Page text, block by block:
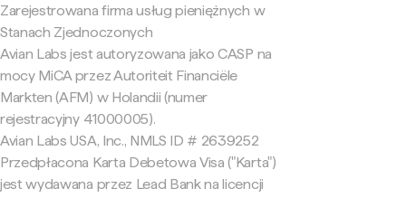
Zarejestrowana firma usług pieniężnych w
Stanach Zjednoczonych
Avian Labs jest autoryzowana jako CASP na
mocy MiCA przez Autoriteit Financiële
Markten (AFM) w Holandii (numer
rejestracyjny 41000005).
Avian Labs USA, Inc., NMLS ID # 2639252
Przedpłacona Karta Debetowa Visa ("Karta")
jest wydawana przez Lead Bank na licencji